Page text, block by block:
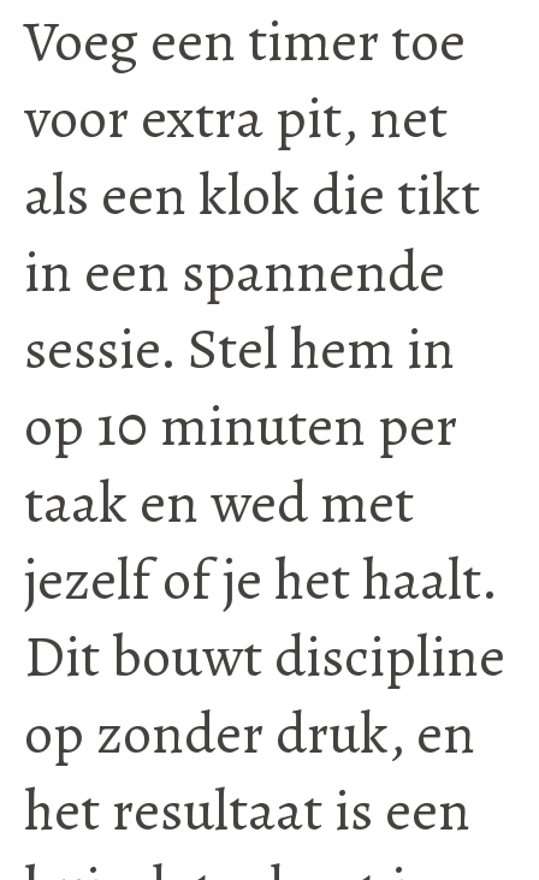
Voeg een timer toe
voor extra pit, net
als een klok die tikt
in een spannende
sessie. Stel hem in
op 10 minuten per
taak en wed met
jezelf of je het haalt.
Dit bouwt discipline
op zonder druk, en
het resultaat is een